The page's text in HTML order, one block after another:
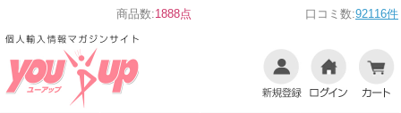
商品数:1888点 口コミ数:92116件